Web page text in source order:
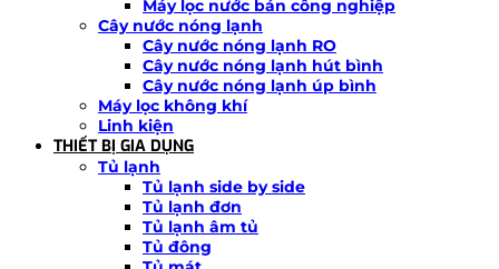
Máy lọc nước bán công nghiệp
Cây nước nóng lạnh
Cây nước nóng lạnh RO
Cây nước nóng lạnh hút bình
Cây nước nóng lạnh úp bình
Máy lọc không khí
Linh kiện
THIẾT BỊ GIA DỤNG
Tủ lạnh
Tủ lạnh side by side
Tủ lạnh đơn
Tủ lạnh âm tủ
Tủ đông